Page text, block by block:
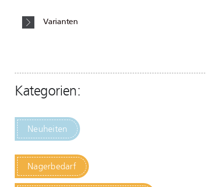
Varianten
Kategorien:
Neuheiten
Nagerbedarf